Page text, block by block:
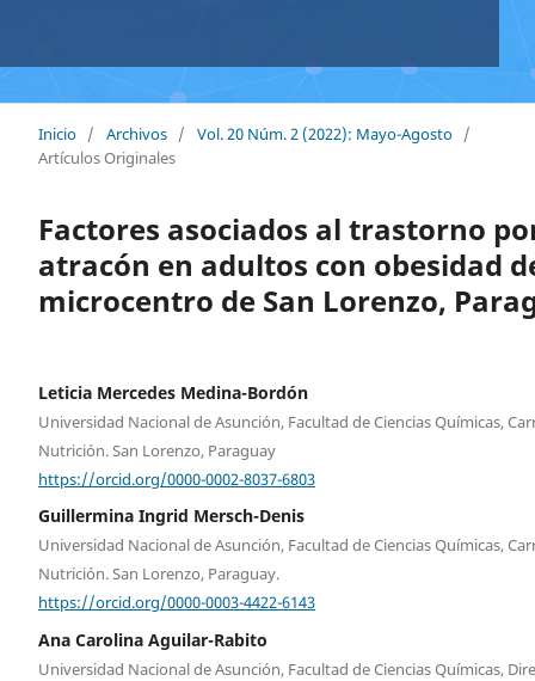
Inicio / Archivos / Vol. 20 Núm. 2 (2022): Mayo-Agosto /
Artículos Originales
Factores asociados al trastorno
atracón en adultos con obesidad
microcentro de San Lorenzo,
Leticia Mercedes Medina-Bordón
Universidad Nacional de Asunción, Facultad de Ciencias Químicas,
Nutrición. San Lorenzo, Paraguay
https://orcid.org/0000-0002-8037-6803
Guillermina Ingrid Mersch-Denis
Universidad Nacional de Asunción, Facultad de Ciencias Químicas,
Nutrición. San Lorenzo, Paraguay.
https://orcid.org/0000-0003-4422-6143
Ana Carolina Aguilar-Rabito
Universidad Nacional de Asunción, Facultad de Ciencias Químicas,